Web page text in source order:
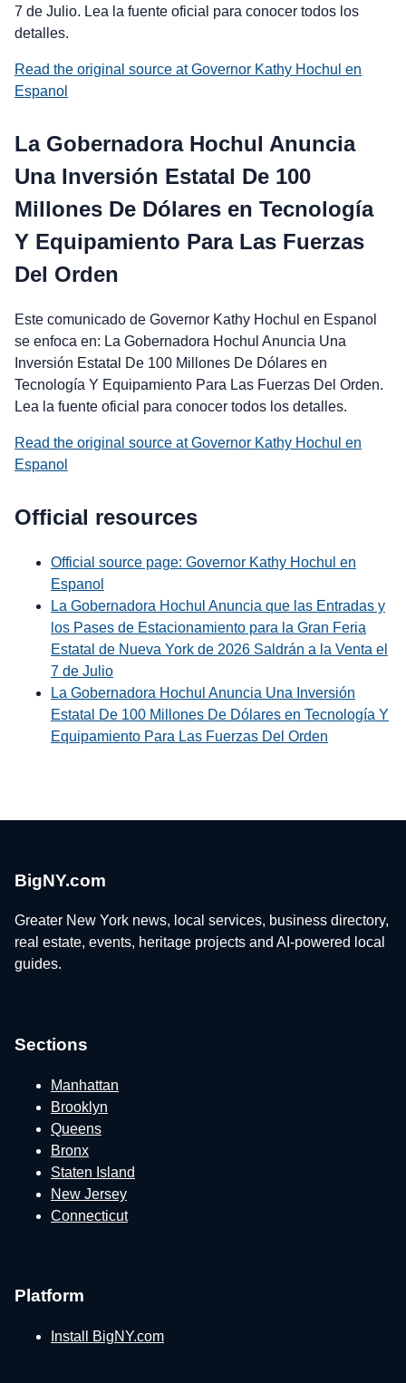
7 de Julio. Lea la fuente oficial para conocer todos los
detalles.
Read the original source at Governor Kathy Hochul en
Espanol
La Gobernadora Hochul Anuncia
Una Inversión Estatal De 100
Millones De Dólares en Tecnología
Y Equipamiento Para Las Fuerzas
Del Orden
Este comunicado de Governor Kathy Hochul en Espanol
se enfoca en: La Gobernadora Hochul Anuncia Una
Inversión Estatal De 100 Millones De Dólares en
Tecnología Y Equipamiento Para Las Fuerzas Del Orden.
Lea la fuente oficial para conocer todos los detalles.
Read the original source at Governor Kathy Hochul en
Espanol
Official resources
Official source page: Governor Kathy Hochul en
Espanol
La Gobernadora Hochul Anuncia que las Entradas y
los Pases de Estacionamiento para la Gran Feria
Estatal de Nueva York de 2026 Saldrán a la Venta el
7 de Julio
La Gobernadora Hochul Anuncia Una Inversión
Estatal De 100 Millones De Dólares en Tecnología Y
Equipamiento Para Las Fuerzas Del Orden
BigNY.com
Greater New York news, local services, business directory,
real estate, events, heritage projects and AI-powered local
guides.
Sections
Manhattan
Brooklyn
Queens
Bronx
Staten Island
New Jersey
Connecticut
Platform
Install BigNY.com